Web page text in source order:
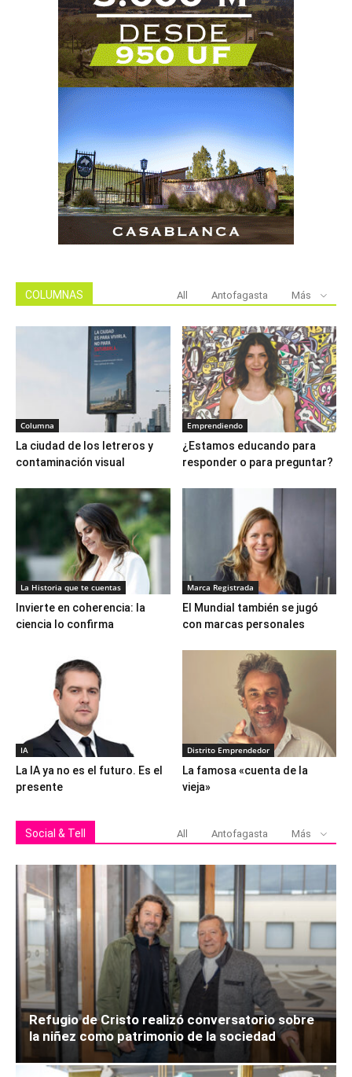
COLUMNAS All Antofagasta Más
Columna
La ciudad de los letreros y
contaminación visual
Emprendiendo
¿Estamos educando para
responder o para preguntar?
La Historia que te cuentas
Invierte en coherencia: la
ciencia lo confirma
Marca Registrada
El Mundial también se jugó
con marcas personales
IA
La IA ya no es el futuro. Es el
presente
Distrito Emprendedor
La famosa «cuenta de la
vieja»
Social & Tell All Antofagasta Más
Refugio de Cristo realizó conversatorio sobre
la niñez como patrimonio de la sociedad